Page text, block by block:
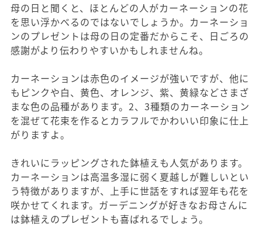
母の日と聞くと、ほとんどの人がカーネーションの花
を思い浮かべるのではないでしょうか。カーネーショ
ンのプレゼントは母の日の定番だからこそ、日ごろの
感謝がより伝わりやすいかもしれませんね。
カーネーションは赤色のイメージが強いですが、他に
もピンクや白、黄色、オレンジ、紫、黄緑などさまざ
まな色の品種があります。2、3種類のカーネーション
を混ぜて花束を作るとカラフルでかわいい印象に仕上
がりますよ。
きれいにラッピングされた鉢植えも人気があります。
カーネーションは高温多湿に弱く夏越しが難しいとい
う特徴がありますが、上手に世話をすれば翌年も花を
咲かせてくれます。ガーデニングが好きなお母さんに
は鉢植えのプレゼントも喜ばれるでしょう。